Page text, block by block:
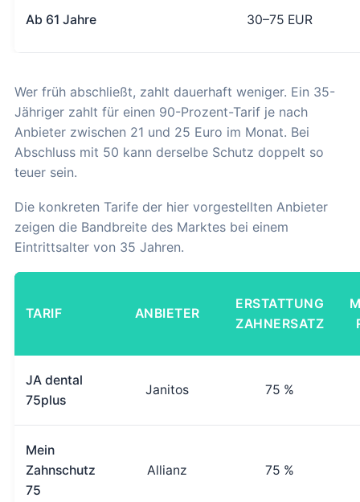
Ab 61 Jahre 30–75 EUR
Wer früh abschließt, zahlt dauerhaft weniger. Ein 35-
Jähriger zahlt für einen 90-Prozent-Tarif je nach
Anbieter zwischen 21 und 25 Euro im Monat. Bei
Abschluss mit 50 kann derselbe Schutz doppelt so
teuer sein.
Die konkreten Tarife der hier vorgestellten Anbieter
zeigen die Bandbreite des Marktes bei einem
Eintrittsalter von 35 Jahren.
TARIF ANBIETER
ERSTATTUNG
ZAHNERSATZ
JA dental
75plus
Janitos 75 %
Mein
Zahnschutz
75
Allianz 75 %